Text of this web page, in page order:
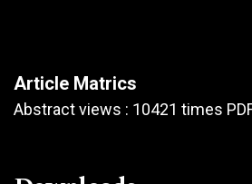
Article Matrics
Abstract views : 10421 times